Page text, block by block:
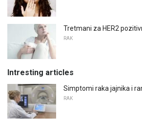
Tretmani za HER2
RAK
Intresting articles
Simptomi raka jajnika i
RAK